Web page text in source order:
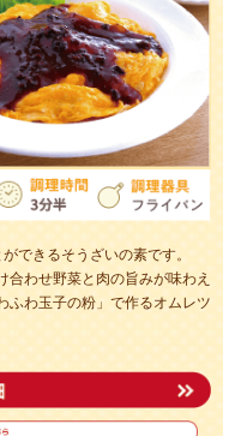
できるそうざいの素です。
合わせ野菜と肉の旨みが味わえ
ふわ玉子の粉」で作るオムレツ